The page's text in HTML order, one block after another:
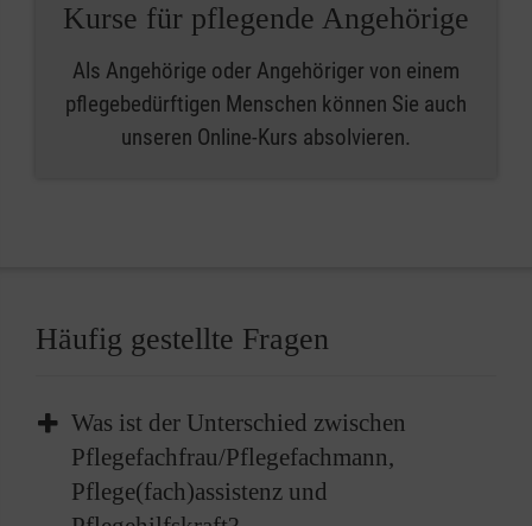
Kurse für pflegende Angehörige
Als Angehörige oder Angehöriger von einem
pflegebedürftigen Menschen können Sie auch
unseren Online-Kurs absolvieren.
Häufig gestellte Fragen
Was ist der Unterschied zwischen
Pflegefachfrau/Pflegefachmann,
Pflege(fach)assistenz und